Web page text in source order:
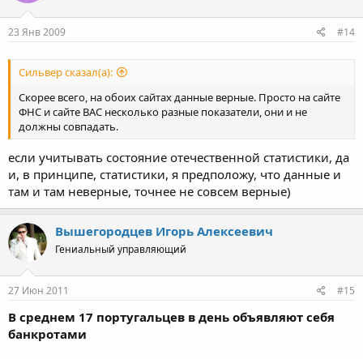
23 Янв 2009 #14
Сильвер сказал(а):
Скорее всего, на обоих сайтах данные верные. Просто на сайте
ФНС и сайте ВАС несколько разные показатели, они и не
должны совпадать.
если учитывать состояние отечественной статистики, да
и, в принципе, статистики, я предположу, что данные и
там и там неверные, точнее не совсем верные)
Вышегородцев Игорь Алексеевич
Гениальный управляющий
27 Июн 2011 #15
В среднем 17 португальцев в день объявляют себя
банкротами